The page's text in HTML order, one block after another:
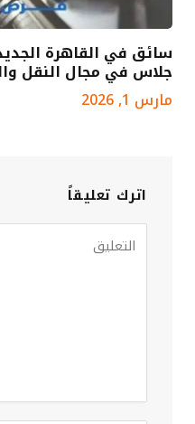
سائق في القاهرة
جلاس في مجال النقل
مارس 1, 2026
اترك تعليقاً